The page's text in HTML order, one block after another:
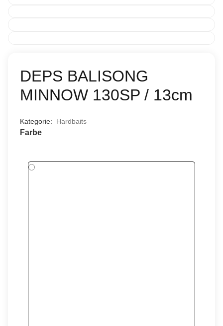
DEPS BALISONG
MINNOW 130SP / 13cm
Kategorie: Hardbaits
Farbe